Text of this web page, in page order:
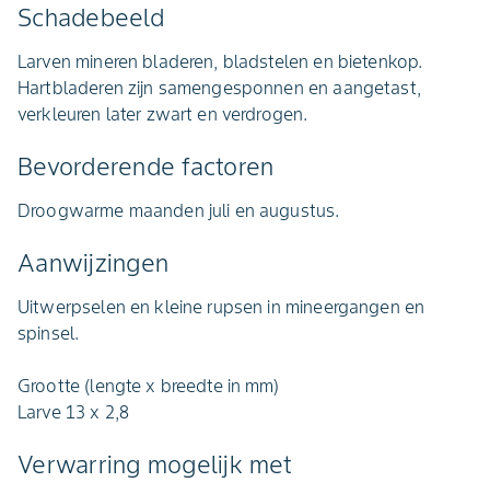
Schadebeeld
Larven mineren bladeren, bladstelen en bietenkop.
Hartbladeren zijn samengesponnen en aangetast,
verkleuren later zwart en verdrogen.
Bevorderende factoren
Droogwarme maanden juli en augustus.
Aanwijzingen
Uitwerpselen en kleine rupsen in mineergangen en
spinsel.
Grootte (lengte x breedte in mm)
Larve 13 x 2,8
Verwarring mogelijk met